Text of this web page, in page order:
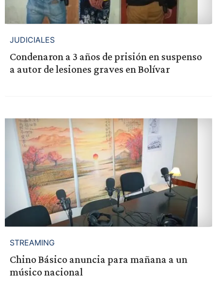
JUDICIALES
Condenaron a 3 años de prisión en suspenso
a autor de lesiones graves en Bolívar
STREAMING
Chino Básico anuncia para mañana a un
músico nacional